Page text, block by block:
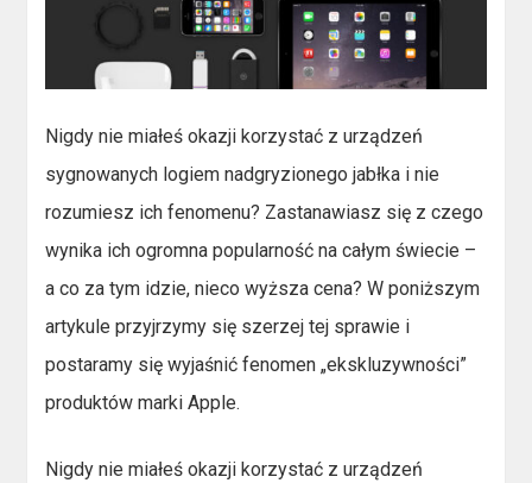
Nigdy nie miałeś okazji korzystać z urządzeń
sygnowanych logiem nadgryzionego jabłka i nie
rozumiesz ich fenomenu? Zastanawiasz się z czego
wynika ich ogromna popularność na całym świecie –
a co za tym idzie, nieco wyższa cena? W poniższym
artykule przyjrzymy się szerzej tej sprawie i
postaramy się wyjaśnić fenomen „ekskluzywności”
produktów marki Apple.
Nigdy nie miałeś okazji korzystać z urządzeń